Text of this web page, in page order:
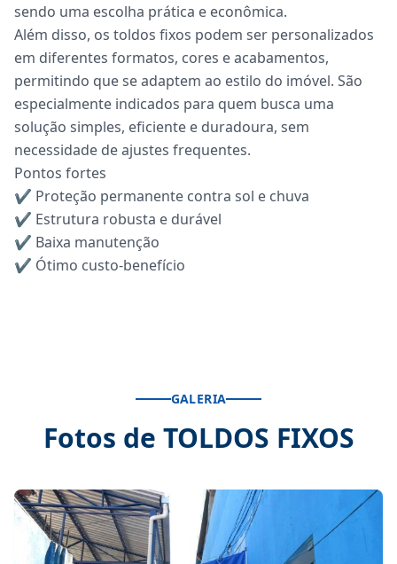
sendo uma escolha prática e econômica.
Além disso, os toldos fixos podem ser personalizados
em diferentes formatos, cores e acabamentos,
permitindo que se adaptem ao estilo do imóvel. São
especialmente indicados para quem busca uma
solução simples, eficiente e duradoura, sem
necessidade de ajustes frequentes.
Pontos fortes
✔ Proteção permanente contra sol e chuva
✔ Estrutura robusta e durável
✔ Baixa manutenção
✔ Ótimo custo-benefício
GALERIA
Fotos de TOLDOS FIXOS